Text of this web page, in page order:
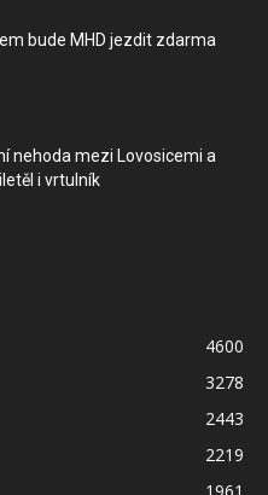
bude MHD jezdit zdarma
nehoda mezi Lovosicemi a
i vrtulník
4600
3278
2443
2219